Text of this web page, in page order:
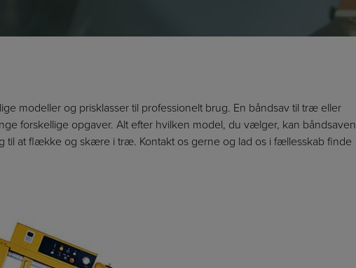
modeller og prisklasser til professionelt brug. En båndsav til træ eller
forskellige opgaver. Alt efter hvilken model, du vælger, kan båndsaven
til at flække og skære i træ. Kontakt os gerne og lad os i fællesskab finde